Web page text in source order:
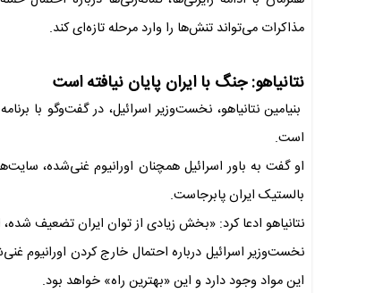
مذاکرات می‌تواند تنش‌ها را وارد مرحله تازه‌ای کند.
نتانیاهو: جنگ با ایران پایان نیافته است
بنیامین نتانیاهو، نخست‌وزیر اسرائیل، در گفت‌وگو با
است.
او گفت به باور اسرائیل همچنان اورانیوم غنی‌شده،
بالستیک ایران پابرجاست.
نتانیاهو ادعا کرد: «بخش زیادی از توان ایران تضعیف
نخست‌وزیر اسرائیل درباره احتمال خارج کردن اورانیوم
این مواد وجود دارد و این «بهترین راه» خواهد بود.